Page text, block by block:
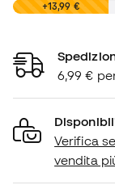
0,00 €+13,99 €
6,99 €
Verifica
vendita